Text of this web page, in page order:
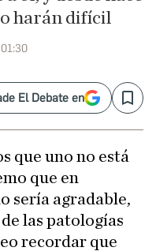
harán difícil
El Debate en Save
que uno no está
que en
sería agradable,
las patologías
recordar que